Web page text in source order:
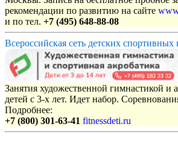
рекомендации по развитию на сайте
и по тел. +7 (495) 648-88-08
Всероссийская сеть детских
Занятия художественной гимнастикой и
детей с 3-х лет. Идет набор.
Подробнее:
+7 (800) 301-63-41 fitnessdeti.ru